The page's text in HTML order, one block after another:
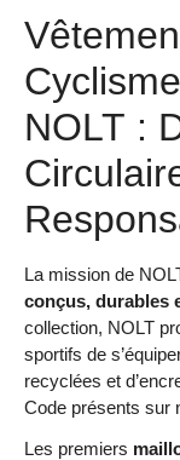
NOLT :
La mission de
conçus, durables
collection, NOLT
sportifs de
recyclées et
Code présents sur
Les premiers